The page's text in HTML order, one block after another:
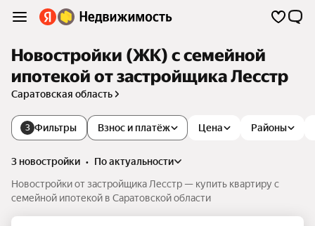
Новостройки (ЖК) с семейной
ипотекой от застройщика Лесстр
Саратовская область
3 Фильтры Цена
Взнос и платёж Районы
3 новостройки •
по актуальности
Новостройки от застройщика Лесстр — купить квартиру с
семейной ипотекой в Саратовской области